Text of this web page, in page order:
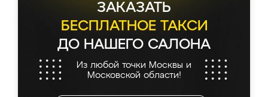
ЗАКАЗАТЬ
БЕСПЛАТНОЕ ТАКСИ
ДО НАШЕГО САЛОНА
Из любой точки Москвы и
Московской области!